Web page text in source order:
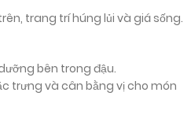
trang trí húng lủi và giá sống.
bên trong đậu.
trưng và cân bằng vị cho món